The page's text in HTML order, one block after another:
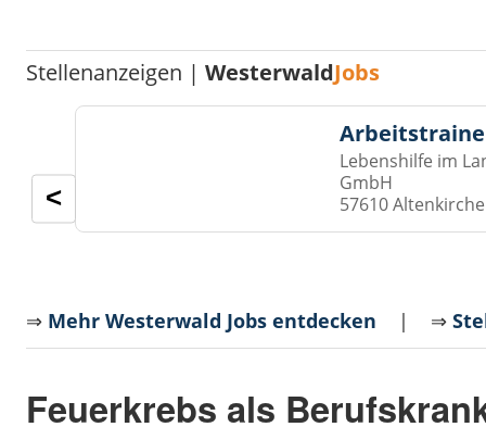
Stellenanzeigen |WesterwaldJobs
Lebenshilfe im
GmbH
57610
<
⇒ Mehr Westerwald Jobs entdecken | ⇒
Feuerkrebs als